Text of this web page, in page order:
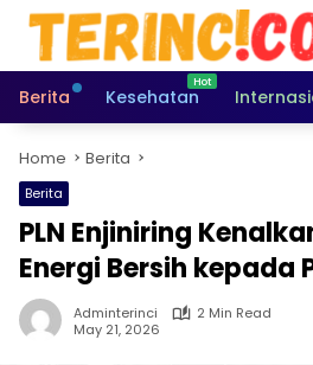
Skip
content
Berita
Kesehatan
Home Berita
Berita
PLN Enjiniring
Energi Bersih kepada
Adminterinci
2 Min Read
May 21, 2026